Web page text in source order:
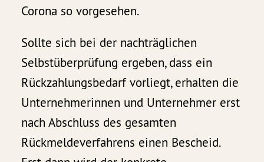
Corona so vorgesehen.
Sollte sich bei der nachträglichen
Selbstüberprüfung ergeben, dass ein
Rückzahlungsbedarf vorliegt, erhalten die
Unternehmerinnen und Unternehmer erst
nach Abschluss des gesamten
Rückmeldeverfahrens einen Bescheid.